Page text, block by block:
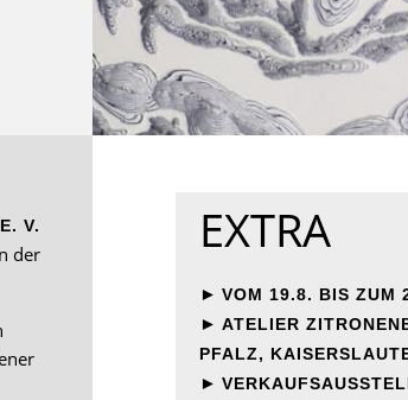
V.
der
EXTRA
► VOM 19.8. BIS ZUM
► ATELIER
PFALZ,
►